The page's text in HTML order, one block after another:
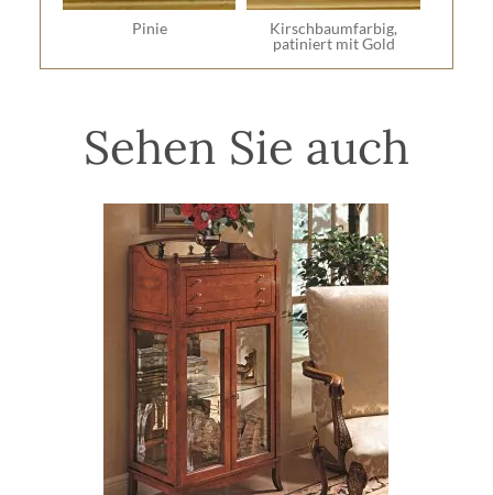
Pinie
Kirschbaumfarbig,
patiniert mit Gold
Sehen Sie auch